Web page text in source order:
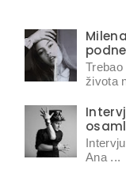
života
Ana ...